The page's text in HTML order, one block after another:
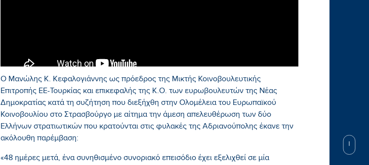
Ο Μανώλης Κ. Κεφαλογιάννης ως πρόεδρος της Μικτής Κοινοβουλευτικής
Επιτροπής ΕΕ-Τουρκίας και επικεφαλής της Κ.Ο. των ευρωβουλευτών της Νέας
Δημοκρατίας κατά τη συζήτηση που διεξήχθη στην Ολομέλεια του Ευρωπαϊκού
Κοινοβουλίου στο Στρασβούργο με αίτημα την άμεση απελευθέρωση των δύο
Ελλήνων στρατιωτικών που κρατούνται στις φυλακές της Αδριανούπολης έκανε την
ακόλουθη παρέμβαση:
«48 ημέρες μετά, ένα συνηθισμένο συνοριακό επεισόδιο έχει εξελιχθεί σε μία